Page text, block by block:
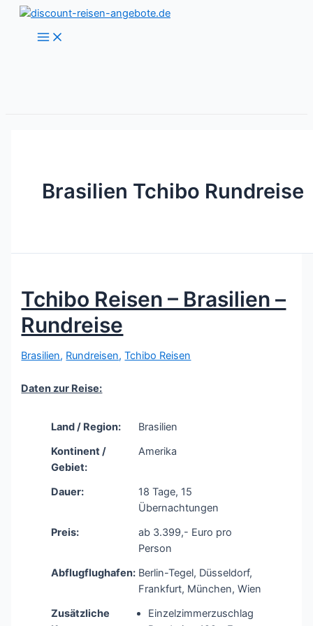
Zum
springen
Main
Menu
Brasilien Tchibo Rundreise
Tchibo Reisen – Brasilien –
Rundreise
Brasilien, Rundreisen,Tchibo Reisen
Daten zur Reise:
Land / Region:
Brasilien
Kontinent /
Gebiet:
Amerika
Dauer:
18 Tage, 15
Übernachtungen
Preis:
ab 3.399,- Euro pro
Person
Abflugflughafen: Berlin-Tegel, Düsseldorf,
Frankfurt, München, Wien
Zusätzliche
Einzelzimmerzuschlag